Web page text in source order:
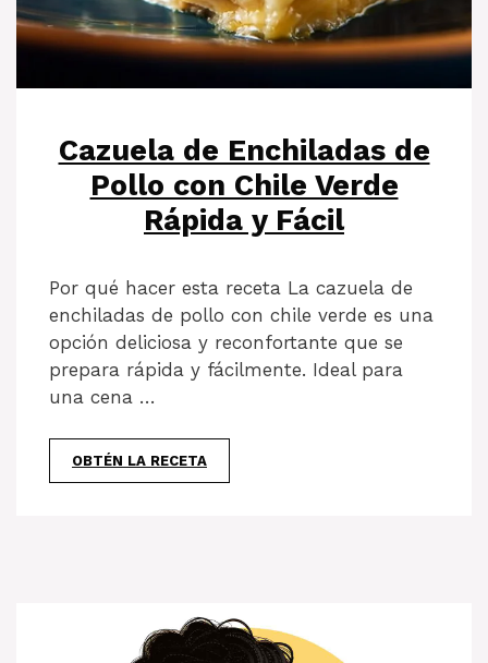
Cazuela de Enchiladas de
Pollo con Chile Verde
Rápida y Fácil
Por qué hacer esta receta La cazuela de
enchiladas de pollo con chile verde es una
opción deliciosa y reconfortante que se
prepara rápida y fácilmente. Ideal para
una cena …
OBTÉN LA RECETA